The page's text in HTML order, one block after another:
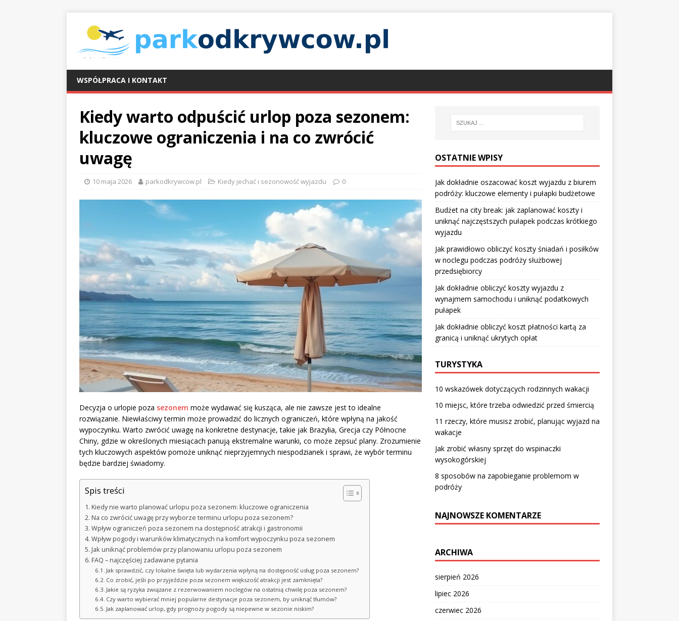
WSPÓŁPRACA I KONTAKT
Kiedy warto odpuścić urlop poza sezonem:
kluczowe ograniczenia i na co zwrócić
uwagę
10 maja 2026 parkodkrywcow.pl Kiedy jechać i sezonowość wyjazdu 0
Decyzja o urlopie poza sezonem może wydawać się kusząca, ale nie zawsze jest to idealne
rozwiązanie. Niewłaściwy termin może prowadzić do licznych ograniczeń, które wpłyną na jakość
wypoczynku. Warto zwrócić uwagę na konkretne destynacje, takie jak Brazylia, Grecja czy Północne
Chiny, gdzie w określonych miesiącach panują ekstremalne warunki, co może zepsuć plany. Zrozumienie
tych kluczowych aspektów pomoże uniknąć nieprzyjemnych niespodzianek i sprawi, że wybór terminu
będzie bardziej świadomy.
Spis treści
Kiedy nie warto planować urlopu poza sezonem: kluczowe ograniczenia
Na co zwrócić uwagę przy wyborze terminu urlopu poza sezonem?
Wpływ ograniczeń poza sezonem na dostępność atrakcji i gastronomii
Wpływ pogody i warunków klimatycznych na komfort wypoczynku poza sezonem
Jak uniknąć problemów przy planowaniu urlopu poza sezonem
FAQ – najczęściej zadawane pytania
Jak sprawdzić, czy lokalne święta lub wydarzenia wpłyną na dostępność usług poza sezonem?
Co zrobić, jeśli po przyjeździe poza sezonem większość atrakcji jest zamknięta?
Jakie są ryzyka związane z rezerwowaniem noclegów na ostatnią chwilę poza sezonem?
Czy warto wybierać mniej popularne destynacje poza sezonem, by uniknąć tłumów?
Jak zaplanować urlop, gdy prognozy pogody są niepewne w sezonie niskim?
OSTATNIE WPISY
Jak dokładnie oszacować koszt wyjazdu z biurem
podróży: kluczowe elementy i pułapki budżetowe
Budżet na city break: jak zaplanować koszty i
uniknąć najczęstszych pułapek podczas krótkiego
wyjazdu
Jak prawidłowo obliczyć koszty śniadań i posiłków
w noclegu podczas podróży służbowej
przedsiębiorcy
Jak dokładnie obliczyć koszty wyjazdu z
wynajmem samochodu i uniknąć podatkowych
pułapek
Jak dokładnie obliczyć koszt płatności kartą za
granicą i uniknąć ukrytych opłat
TURYSTYKA
10 wskazówek dotyczących rodzinnych wakacji
10 miejsc, które trzeba odwiedzić przed śmiercią
11 rzeczy, które musisz zrobić, planując wyjazd na
wakacje
Jak zrobić własny sprzęt do wspinaczki
wysokogórskiej
8 sposobów na zapobieganie problemom w
podróży
NAJNOWSZE KOMENTARZE
ARCHIWA
sierpień 2026
lipiec 2026
czerwiec 2026